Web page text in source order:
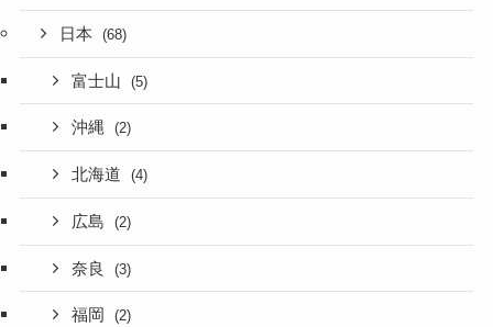
日本 (68)
富士山 (5)
沖縄 (2)
北海道 (4)
広島 (2)
奈良 (3)
福岡 (2)